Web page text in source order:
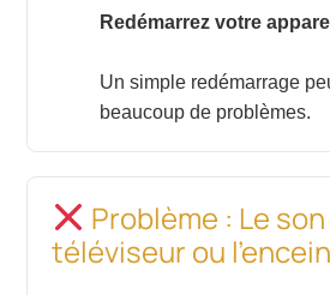
Redémarrez votre
Un simple redémarrage
beaucoup de problèmes.
Problème : Le
téléviseur ou